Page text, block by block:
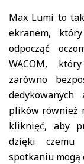
Max Lumi to
ekranem,
odpocząć
WACOM,
zarówno
plików również
kliknięć, aby
dzięki czemu
spotkaniu mogą